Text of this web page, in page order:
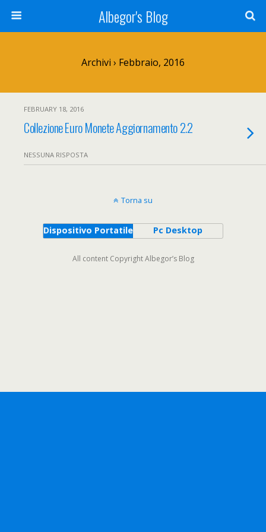
Albegor's Blog
Archivi › Febbraio, 2016
FEBRUARY 18, 2016
Collezione Euro Monete Aggiornamento 2.2
NESSUNA RISPOSTA
Torna su
Dispositivo Portatile Pc Desktop
All content Copyright Albegor’s Blog